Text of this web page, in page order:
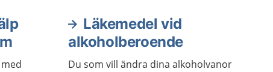
Läkemedel vid
alkoholberoende
Du som vill ändra dina alkoholvanor